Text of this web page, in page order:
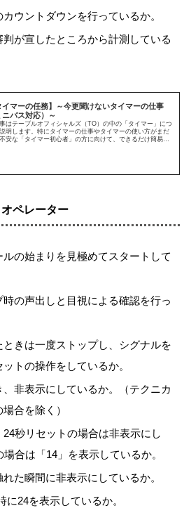
ウントダウンを行っているか。
が宣したところから計測している
イマーの任務】～今更聞けないタイマーの仕事
ニバス対応）～
はテーブルオフィシャルズ（TO）の中の「タイマー」につ
明します。特にタイマーの仕事やタイマーの使い方がまだ
安な「タイマー初心者」の方に向けて、できるだけ簡易に
ペレーター
の始まりを見極めてスタートして
の声出しと目視による確認を行っ
きは一度ストップし、シグナルを
トの操作をしているか。
非表示にしているか。（テクニカ
合を除く）
秒リセットの場合は非表示にし
合は「14」を表示しているか。
た瞬間に非表示にしているか。
に24を表示しているか。